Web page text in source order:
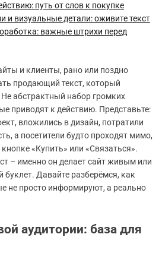
путь от слов к покупке
и визуальные детали: оживите текст
важные штрихи перед
и клиенты, рано или поздно
продающий текст, который
Не абстрактный набор громких
приводят к действию. Представьте:
вложились в дизайн, потратили
а посетители будто проходят мимо,
«Купить» или «Связаться».
– именно он делает сайт живым или
буклет. Давайте разберёмся, как
не просто информируют, а реально
аудитории: база для